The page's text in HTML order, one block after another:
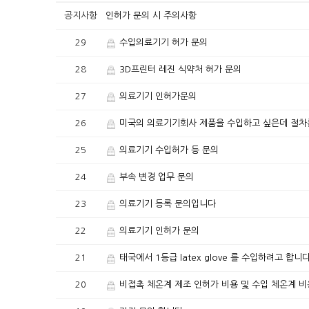
공지사항 인허가 문의 시 주의사항
29 수입의료기기 허가 문의
28 3D프린터 레진 식약처 허가 문의
27 의료기기 인허가문의
26 미국의 의료기기회사 제품을 수입하고 싶은데 절차
25 의료기기 수입허가 등 문의
24 부속 변경 업무 문의
23 의료기기 등록 문의입니다
22 의료기기 인허가 문의
21 태국에서 1등급 latex glove 를 수입하려고 합니
20 비접촉 체온계 제조 인허가 비용 및 수입 체온계 비